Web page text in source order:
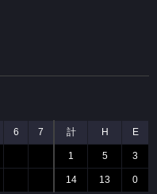
6 7 計 H E
1 5 3
14 13 0